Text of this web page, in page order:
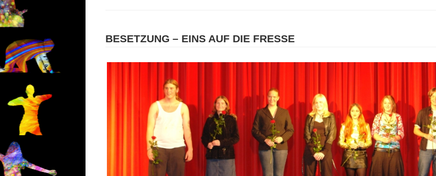
BESETZUNG – EINS AUF DIE FRESSE